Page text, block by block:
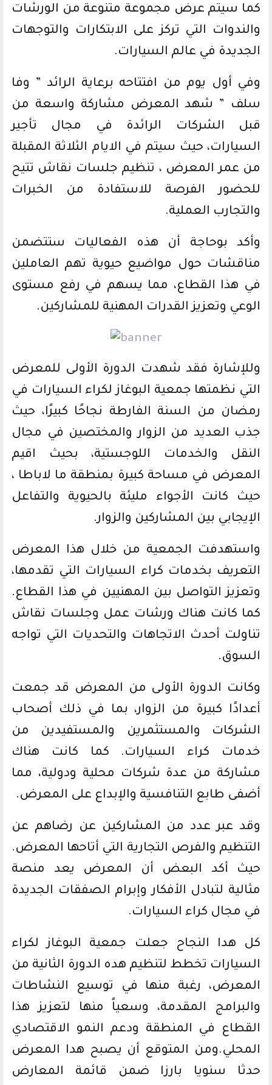
كما سيتم عرض مجموعة متنوعة من الورشات
والندوات التي تركز على الابتكارات والتوجهات
الجديدة في عالم السيارات.
وفي أول يوم من افتتاحه برعاية الرائد ” وفا
سلف ” شهد المعرض مشاركة واسعة من
قبل الشركات الرائدة في مجال تأجير
السيارات، حيث سيتم في الايام الثلاثة المقبلة
من عمر المعرض ، تنظيم جلسات نقاش تتيح
للحضور الفرصة للاستفادة من الخبرات
والتجارب العملية.
وأكد بوحاجة أن هذه الفعاليات ستتضمن
مناقشات حول مواضيع حيوية تهم العاملين
في هذا القطاع، مما يسهم في رفع مستوى
الوعي وتعزيز القدرات المهنية للمشاركين.
وللإشارة فقد شهدت الدورة الأولى للمعرض
التي نظمتها جمعية البوغاز لكراء السيارات في
رمضان من السنة الفارطة نجاحًا كبيرًا، حيث
جذب العديد من الزوار والمختصين في مجال
النقل والخدمات اللوجستية، بحيث اقيم
المعرض في مساحة كبيرة بمنطقة ما لاباطا ،
حيث كانت الأجواء مليئة بالحيوية والتفاعل
الإيجابي بين المشاركين والزوار.
واستهدفت الجمعية من خلال هذا المعرض
التعريف بخدمات كراء السيارات التي تقدمها،
وتعزيز التواصل بين المهنيين في هذا القطاع.
كما كانت هناك ورشات عمل وجلسات نقاش
تناولت أحدث الاتجاهات والتحديات التي تواجه
السوق.
وكانت الدورة الأولى من المعرض قد جمعت
أعدادًا كبيرة من الزوار، بما في ذلك أصحاب
الشركات والمستثمرين والمستفيدين من
خدمات كراء السيارات. كما كانت هناك
مشاركة من عدة شركات محلية ودولية، مما
أضفى طابع التنافسية والإبداع على المعرض.
وقد عبر عدد من المشاركين عن رضاهم عن
التنظيم والفرص التجارية التي أتاحها المعرض.
حيث أكد البعض أن المعرض يعد منصة
مثالية لتبادل الأفكار وإبرام الصفقات الجديدة
في مجال كراء السيارات.
كل هدا النجاح جعلت جمعية البوغاز لكراء
السيارات تخطط لتنظيم هده الدورة الثانية من
المعرض، رغبة منها في توسيع النشاطات
والبرامج المقدمة، وسعياً منها لتعزيز هذا
القطاع في المنطقة ودعم النمو الاقتصادي
المحلي.ومن المتوقع أن يصبح هدا المعرض
حدثا سنويا بارزا ضمن قائمة المعارض